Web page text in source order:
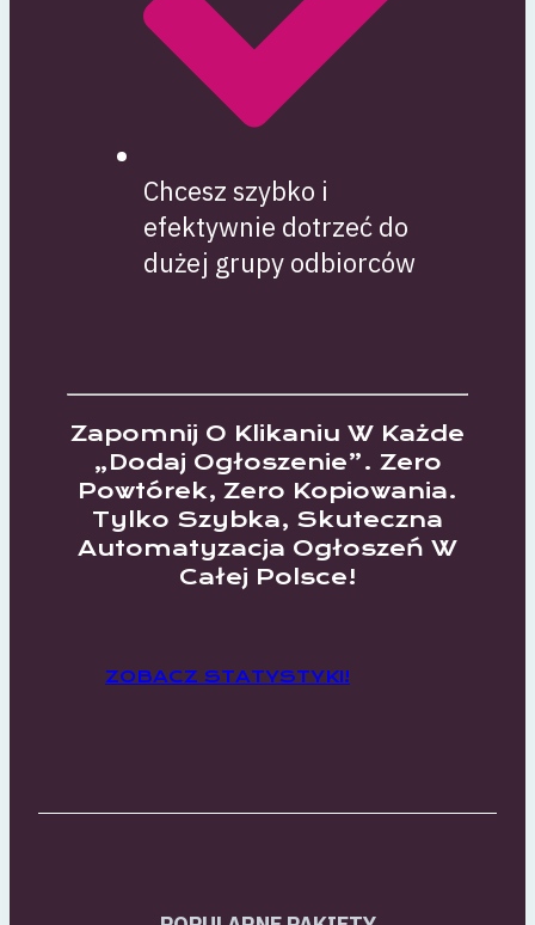
Chcesz szybko i
efektywnie dotrzeć do
dużej grupy odbiorców
Zapomnij O Klikaniu W Każde
„dodaj Ogłoszenie”. Zero
Powtórek, Zero Kopiowania.
Tylko Szybka, Skuteczna
Automatyzacja Ogłoszeń W
Całej Polsce!
ZOBACZ STATYSTYKI!